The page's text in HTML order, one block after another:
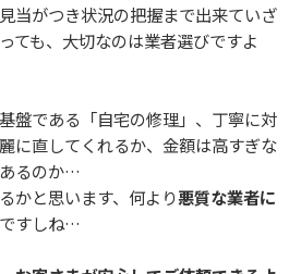
当がつき状況の把握まで出来ていざ
ても、大切なのは業者選びですよ
盤である「自宅の修理」、丁寧に対
に直してくれるか、金額は高すぎな
るのか…
かと思います、何より悪質な業者に
ですしね…